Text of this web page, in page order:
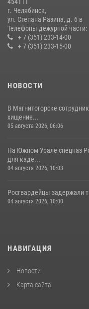
08 июля 2026, 12:05
г. Челябинск,
ул. Степана Разина, д. 6 в
Телефоны дежурной части:
+ 7 (351) 233-14-00
+ 7 (351) 233-15-00
НОВОСТИ
В Магнитогорске
хищение...
05 августа 2026, 06:06
На Южном Урале спецназ
для каде...
04 августа 2026, 10:03
Росгвардейцы задержали
04 августа 2026, 10:00
НАВИГАЦИЯ
Новости
Карта сайта